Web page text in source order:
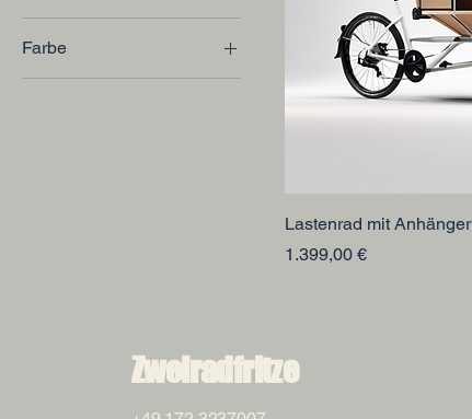
1.099 € 1.399 €
Farbe
Grün
Lastenrad mit Anhänger
Preis
1.399,00 €
Zweiradfritze